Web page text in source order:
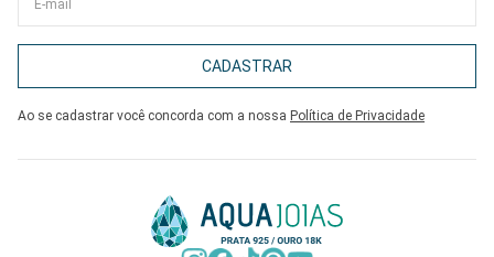
CADASTRAR
Ao se cadastrar você concorda com a nossa Política de Privacidade